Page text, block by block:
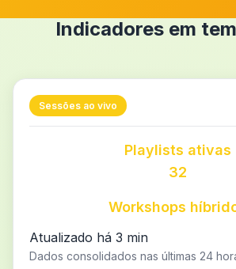
Indicadores em
Sessões ao vivo
Playlists ativas
32
Workshops
Atualizado há 3 min
Dados consolidados nas últimas 24